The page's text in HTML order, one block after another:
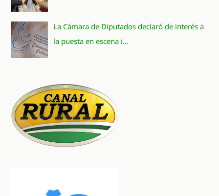
La Cámara de Diputados declaró de interés a
la puesta en escena i…